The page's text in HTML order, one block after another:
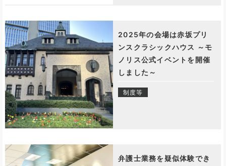
2025年の会場は赤坂プリ
ンスクラシックハウス ～モ
ノリス公式イベントを開催
しました～
制度等
弁護士業務を疑似体験でき